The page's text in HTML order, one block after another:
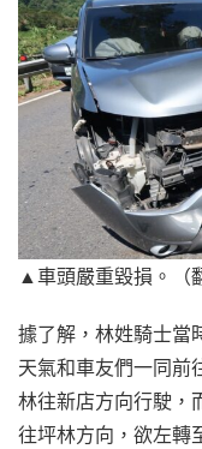
▲車頭嚴重毀損。（
據了解，林姓騎士當
天氣和車友們一同前
林往新店方向行駛，
往坪林方向，欲左轉